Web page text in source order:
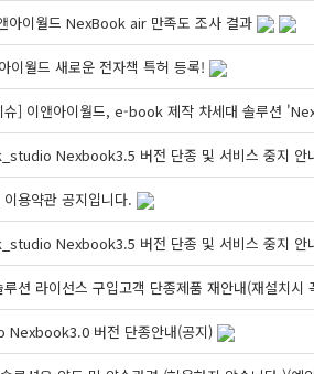
아이월드 NexBook air 만족도 조사 결과
이월드 새로운 전자책 특허 등록!
슈] 이앤아이월드, e-book 제작 차세대 솔루션
Nexbook3.5 버전 단종 및 서비스 중지 안
용약관 공지입니다.
Nexbook3.5 버전 단종 및 서비스 중지 안
루션 라이선스 구입고객 단종제품 재안내(재설치시
버전 단종안내(공지)